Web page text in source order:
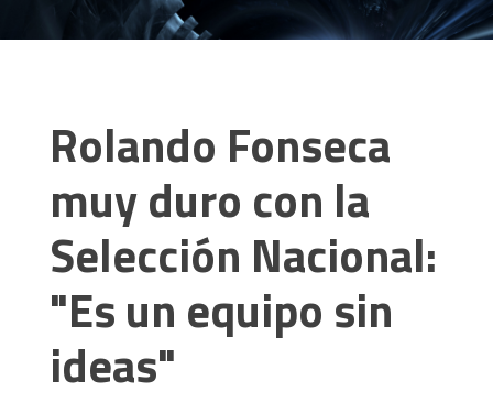
Rolando Fonseca
muy duro con la
Selección Nacional:
"Es un equipo sin
ideas"